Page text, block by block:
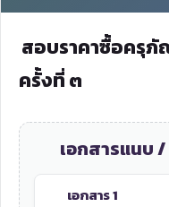
สอบราคาซื้อครุ
ครั้งที่ ๓
เอกสารแนบ
เอกสาร 1